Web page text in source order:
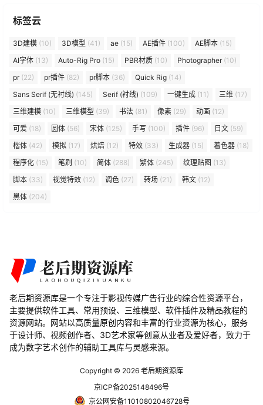
标签云
3D建模 (10) 3D模型 (41) ae (15) AE插件 (100) AE脚本 (15)
AI字体 (13) Auto-Rig Pro (15) PBR材质 (10) Photographer(10)
pr(22) pr插件 (82) pr脚本 (36) Quick Rig (14)
Sans Serif (无衬线) (145) Serif (衬线) (109) 一键生成 (11) 三维 (17)
三维建模 (10) 三维模型 (39) 书法 (81) 像素 (29) 动画 (12)
可爱 (18) 圆体 (56) 宋体 (125) 手写 (100) 插件 (96) 日文 (59)
楷体 (42) 模拟 (17) 烘焙 (12) 特效 (33) 生成器 (15) 着色器 (18)
程序化 (15) 笔刷 (10) 简体 (288) 繁体 (245) 纹理贴图 (13)
脚本 (33) 视觉特效 (12) 调色 (27) 转场 (21) 韩文 (12)
黑体 (204)
老后期资源库是一个专注于影视传媒广告行业的综合性资源平台，
主要提供软件工具、常用预设、三维模型、软件插件及精品教程的
资源网站。网站以高质量原创内容和丰富的行业资源为核心，服务
于设计师、视频创作者、3D艺术家等创意从业者及爱好者，致力于
成为数字艺术创作的辅助工具库与灵感来源。
Copyright © 2026 老后期资源库
京ICP备2025148496号
京公网安备11010802046728号